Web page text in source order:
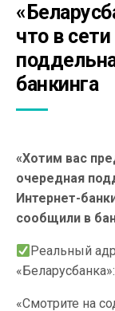
что в
банкинга
«Хотим вас
очередная
Интернет-
сообщили в
Реальный
«Смотрите на